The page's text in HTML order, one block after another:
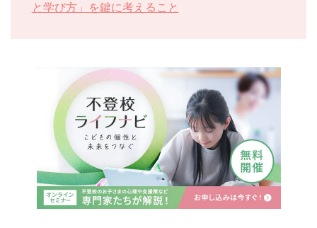
と学び方」を鍵に考えること